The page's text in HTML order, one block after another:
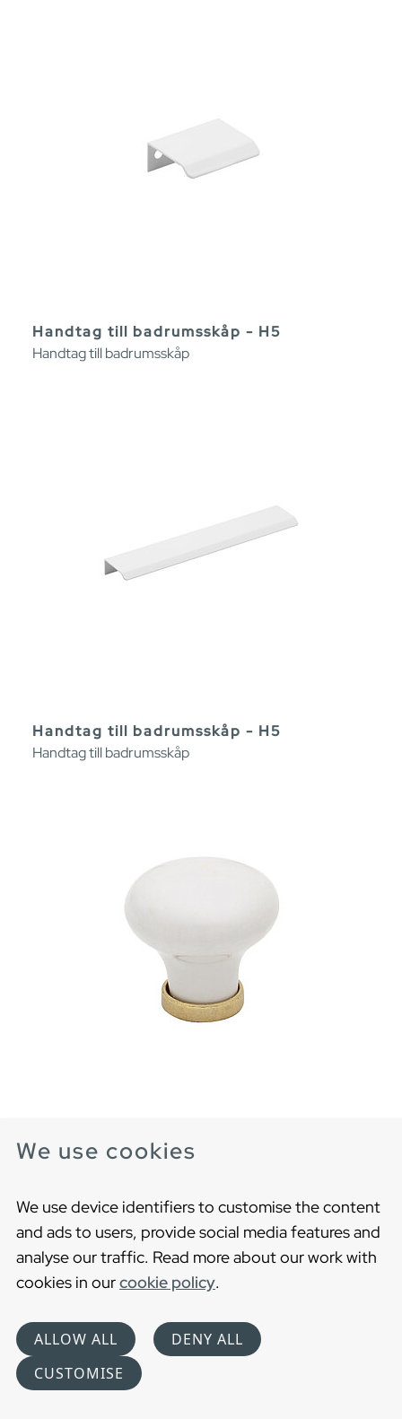
We use cookies
We use device identifiers to customise the content
and ads to users, provide social media features and
analyse our traffic. Read more about our work with
cookies in ourcookie policy.
ALLOW ALL
DENY ALL
CUSTOMISE
Handtag till badrumsskåp - H5
Handtag till badrumsskåp
Handtag till badrumsskåp - H5
Handtag till badrumsskåp
Knopp i porslin och mässing.